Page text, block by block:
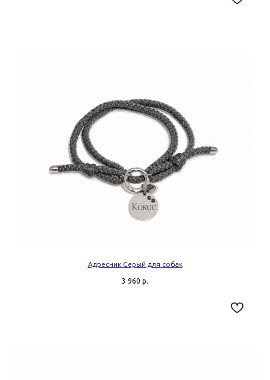
Адресник Серый для собак
3 960 р.